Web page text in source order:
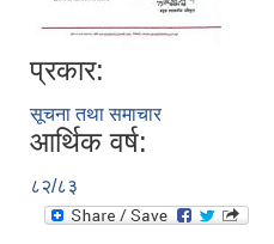
प्रकार:
सूचना तथा समाचार
आर्थिक वर्ष:
८२/८३